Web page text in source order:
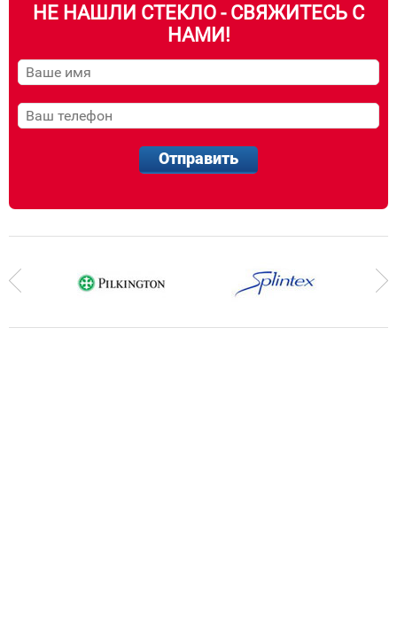
НЕ НАШЛИ СТЕКЛО - СВЯЖИТЕСЬ С
НАМИ!
Отправить